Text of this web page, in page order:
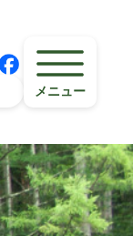
メニュー